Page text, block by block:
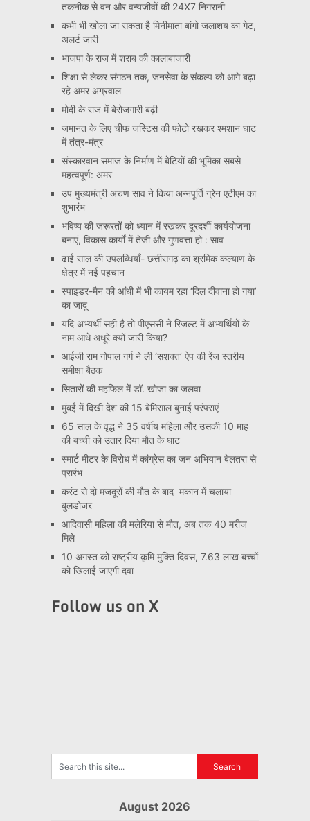
तकनीक से वन और वन्यजीवों की 24X7 निगरानी
कभी भी खोला जा सकता है मिनीमाता बांगो जलाशय का गेट,
अलर्ट जारी
भाजपा के राज में शराब की कालाबाजारी
शिक्षा से लेकर संगठन तक, जनसेवा के संकल्प को आगे बढ़ा
रहे अमर अग्रवाल
मोदी के राज में बेरोजगारी बढ़ी
जमानत के लिए चीफ जस्टिस की फोटो रखकर श्मशान घाट
में तंत्र-मंत्र
संस्कारवान समाज के निर्माण में बेटियों की भूमिका सबसे
महत्वपूर्ण: अमर
उप मुख्यमंत्री अरुण साव ने किया अन्नपूर्ति ग्रेन एटीएम का
शुभारंभ
भविष्य की जरूरतों को ध्यान में रखकर दूरदर्शी कार्ययोजना
बनाएं, विकास कार्यों में तेजी और गुणवत्ता हो : साव
ढाई साल की उपलब्धियाँ- छत्तीसगढ़ का श्रमिक कल्याण के
क्षेत्र में नई पहचान
स्पाइडर-मैन की आंधी में भी कायम रहा ‘दिल दीवाना हो गया’
का जादू
यदि अभ्यर्थी सही है तो पीएससी ने रिजल्ट में अभ्यर्थियों के
नाम आधे अधूरे क्यों जारी किया?
आईजी राम गोपाल गर्ग ने ली ‘सशक्त’ ऐप की रेंज स्तरीय
समीक्षा बैठक
सितारों की महफिल में डॉ. खोजा का जलवा
मुंबई में दिखी देश की 15 बेमिसाल बुनाई परंपराएं
65 साल के वृद्ध ने 35 वर्षीय महिला और उसकी 10 माह
की बच्ची को उतार दिया मौत के घाट
स्मार्ट मीटर के विरोध में कांग्रेस का जन अभियान बेलतरा से
प्रारंभ
करंट से दो मजदूरों की मौत के बाद मकान में चलाया
बुलडोजर
आदिवासी महिला की मलेरिया से मौत, अब तक 40 मरीज
मिले
10 अगस्त को राष्ट्रीय कृमि मुक्ति दिवस, 7.63 लाख बच्चों
को खिलाई जाएगी दवा
Follow us on X
August 2026